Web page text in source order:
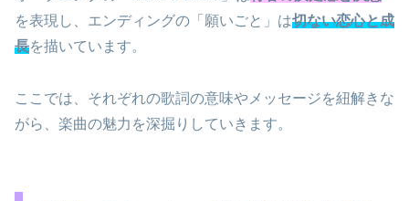
を表現し、エンディングの「願いごと」は切ない恋心と成
長を描いています。
ここでは、それぞれの歌詞の意味やメッセージを紐解きな
がら、楽曲の魅力を深掘りしていきます。